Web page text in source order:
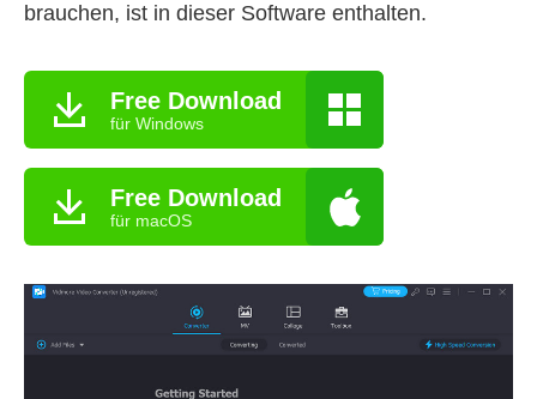
brauchen, ist in dieser Software enthalten.
Free Download
für Windows
Free Download
für macOS